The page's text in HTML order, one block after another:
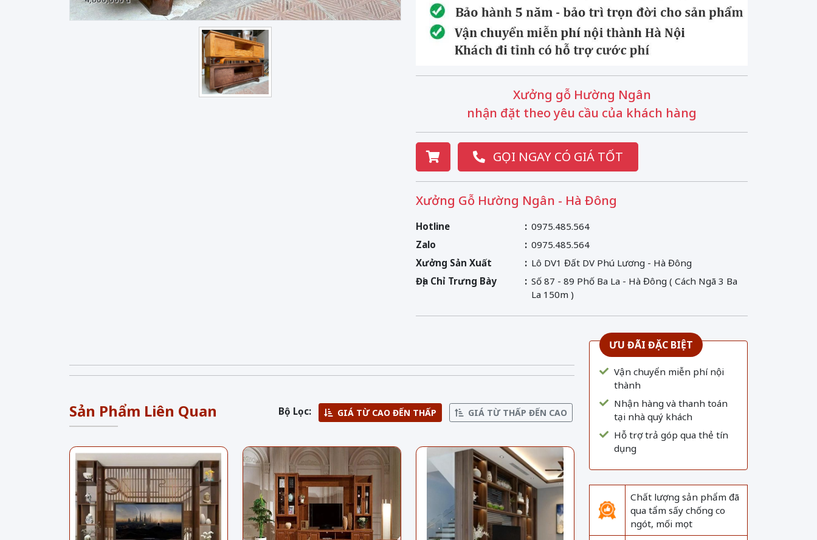
Xưởng gỗ Hường Ngân
nhận đặt theo yêu cầu của khách hàng
GỌI NGAY CÓ GIÁ TỐT
Xưởng Gỗ Hường Ngân - Hà Đông
Hotline
0975.485.564
Zalo
0975.485.564
Xưởng Sản Xuất
Lô DV1 Đất DV Phú Lương - Hà Đông
Địa Chỉ Trưng Bày
Số 87 - 89 Phố Ba La - Hà Đông ( Cách Ngã 3 Ba
La 150m )
Sản Phẩm Liên Quan Bộ Lọc: GIÁ TỪ CAO ĐẾN THẤP GIÁ TỪ THẤP ĐẾN CAO
ƯU ĐÃI ĐẶC BIỆT
Vận chuyển miễn phí nội
thành
Nhận hàng và thanh toán
tại nhà quý khách
Hỗ trợ trả góp qua thẻ tín
dụng
Chất lượng sản phẩm đã
qua tẩm sấy chống co
ngót, mối mọt